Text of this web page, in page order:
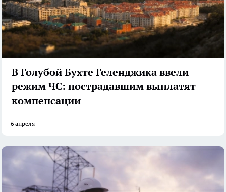
В Голубой Бухте Геленджика ввели
режим ЧС: пострадавшим выплатят
компенсации
6 апреля